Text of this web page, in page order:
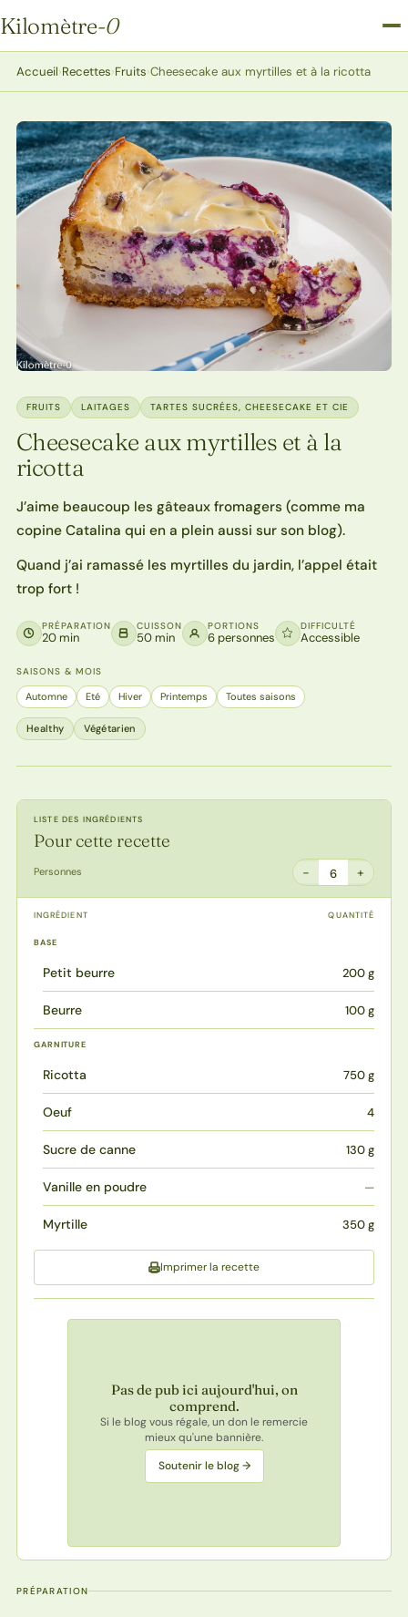
Kilomètre-0
Kilomètre-0
Accueil›Recettes›Fruits›Cheesecake aux myrtilles et à la ricotta
FRUITS LAITAGES TARTES SUCRÉES, CHEESECAKE ET CIE
Cheesecake aux myrtilles et à la
ricotta
J’aime beaucoup les gâteaux fromagers (comme ma
copine Catalina qui en a plein aussi sur son blog).
Quand j’ai ramassé les myrtilles du jardin, l’appel était
trop fort !
PRÉPARATION
20 min
CUISSON
50 min
PORTIONS
6 personnes
DIFFICULTÉ
Accessible
SAISONS & MOIS
Automne Eté Hiver Printemps Toutes saisons
Healthy Végétarien
LISTE DES INGRÉDIENTS
Pour cette recette
Personnes − 6 +
INGRÉDIENT QUANTITÉ
BASE
Petit beurre 200 g
Beurre 100 g
GARNITURE
Ricotta 750 g
Oeuf 4
Sucre de canne 130 g
Vanille en poudre —
Myrtille 350 g
Imprimer la recette
Pas de pub ici aujourd'hui, on
comprend.
Si le blog vous régale, un don le remercie
mieux qu'une bannière.
Soutenir le blog →
PRÉPARATION